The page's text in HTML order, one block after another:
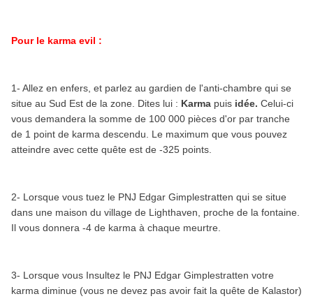
Pour le karma evil :
1- Allez en enfers, et parlez au gardien de l'anti-chambre qui se
situe au Sud Est de la zone. Dites lui : Karma puis idée. Celui-ci
vous demandera la somme de 100 000 pièces d'or par tranche
de 1 point de karma descendu. Le maximum que vous pouvez
atteindre avec cette quête est de -325 points.
2- Lorsque vous tuez le PNJ Edgar Gimplestratten qui se situe
dans une maison du village de Lighthaven, proche de la fontaine.
Il vous donnera -4 de karma à chaque meurtre.
3- Lorsque vous Insultez le PNJ Edgar Gimplestratten votre
karma diminue (vous ne devez pas avoir fait la quête de Kalastor)